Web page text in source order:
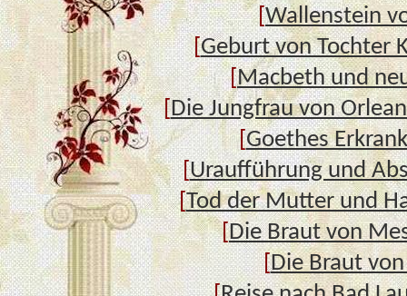
[Wallenstein
[Geburt von Tochter
[Macbeth und
[Die Jungfrau von
[Goethes
[Uraufführung und
[Tod der Mutter und
[Die Braut von
[Die Braut